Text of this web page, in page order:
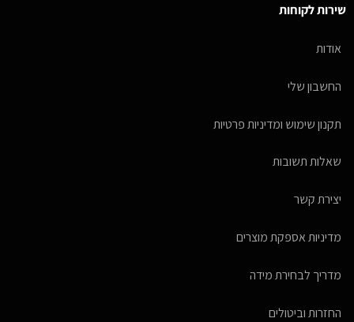
שירות לקוחות
אודות
החשבון שלי
תקנון שימוש ומדיניות פרטיות
שאלות תשובות
יצירת קשר
מדיניות אספקת מוצרים
מדריך לבחירת מידה
החזרות וביטולים